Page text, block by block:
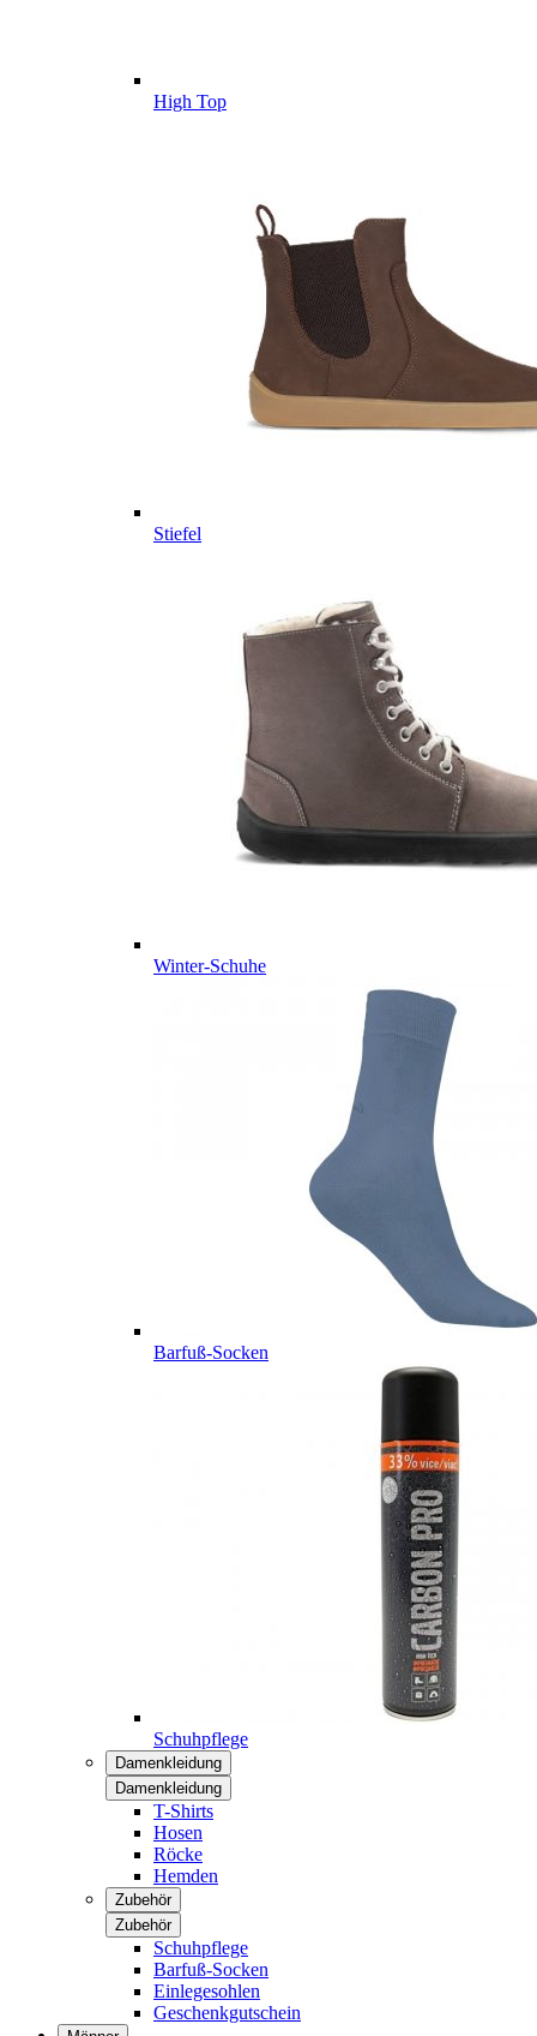
High Top
Stiefel
Winter-Schuhe
Barfuß-Socken
Schuhpflege
Damenkleidung
Damenkleidung
T-Shirts
Hosen
Röcke
Hemden
Zubehör
Zubehör
Schuhpflege
Barfuß-Socken
Einlegesohlen
Geschenkgutschein